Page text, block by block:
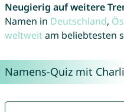
Neugierig auf weitere
Namen in Deutschland,
weltweitam beliebtesten
Namens-Quiz mit